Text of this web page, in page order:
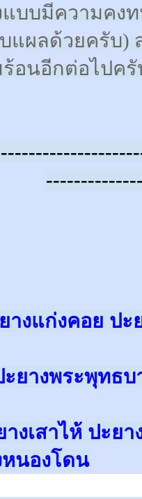
แบบมีความคง
ผลด้วยครับ)
อนอีกต่อไปครั
างแก่งคอย ปะ
ะยางพระพุทธ
างเสาไห้ ปะย
หนองโดน